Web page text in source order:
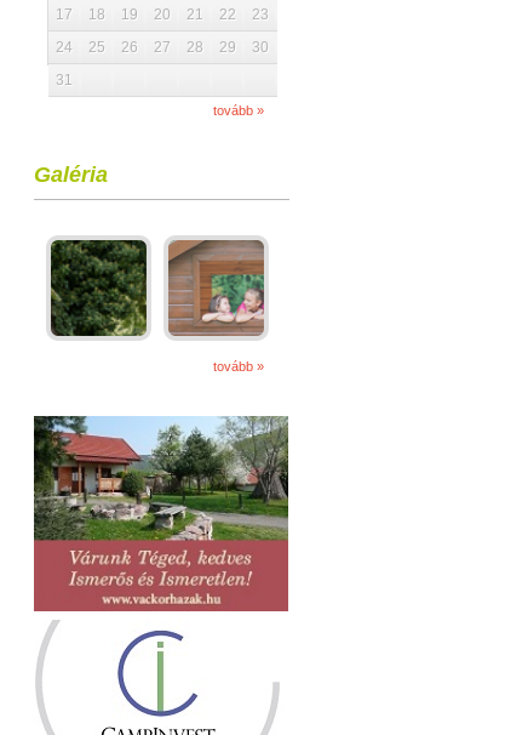
17
18 19 20 21 22
23
24
25 26 27 28 29
30
31
tovább »
Galéria
tovább »